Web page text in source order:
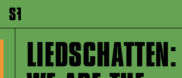
Zum Footer springen
LIEDSCHATTEN: